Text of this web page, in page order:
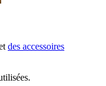
des accessoires